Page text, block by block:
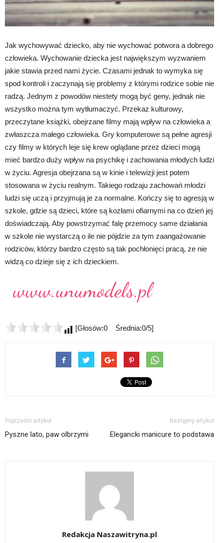
Jak wychowywać dziecko, aby nie wychować potwora a dobrego
człowieka. Wychowanie dziecka jest największym wyzwaniem
jakie stawia przed nami życie. Czasami jednak to wymyka się
spod kontroli i zaczynają się problemy z którymi rodzice sobie nie
radzą. Jednym z powodów niestety mogą być geny, jednak nie
wszystko można tym wytłumaczyć. Przekaz kulturowy,
przeczytane książki, obejrzane filmy mają wpływ na człowieka a
zwłaszcza małego człowieka. Gry komputerowe są pełne agresji
czy filmy w których leje się krew oglądane przez dzieci mogą
mieć bardzo duży wpływ na psychikę i zachowania młodych ludzi
w życiu. Agresja obejrzana są w kinie i telewizji jest potem
stosowana w życiu realnym. Takiego rodzaju zachowań młodzi
ludzi się uczą i przyjmują je za normalne. Kończy się to agresją w
szkole, gdzie są dzieci, które są kozłami ofiarnymi na co dzień jej
doświadczają. Aby powstrzymać falę przemocy same działania
w szkole nie wystarczą o ile nie pójdzie za tym zaangażowanie
rodziców, którzy bardzo często są tak pochłonięci pracą, ze nie
widzą co dzieje się z ich dzieckiem.
[Głosów:0 Średnia:0/5]
Poprzedni artykuł
Pyszne lato, paw olbrzymi
Następny artykuł
Elegancki manicure to podstawa
Redakcja Naszawitryna.pl